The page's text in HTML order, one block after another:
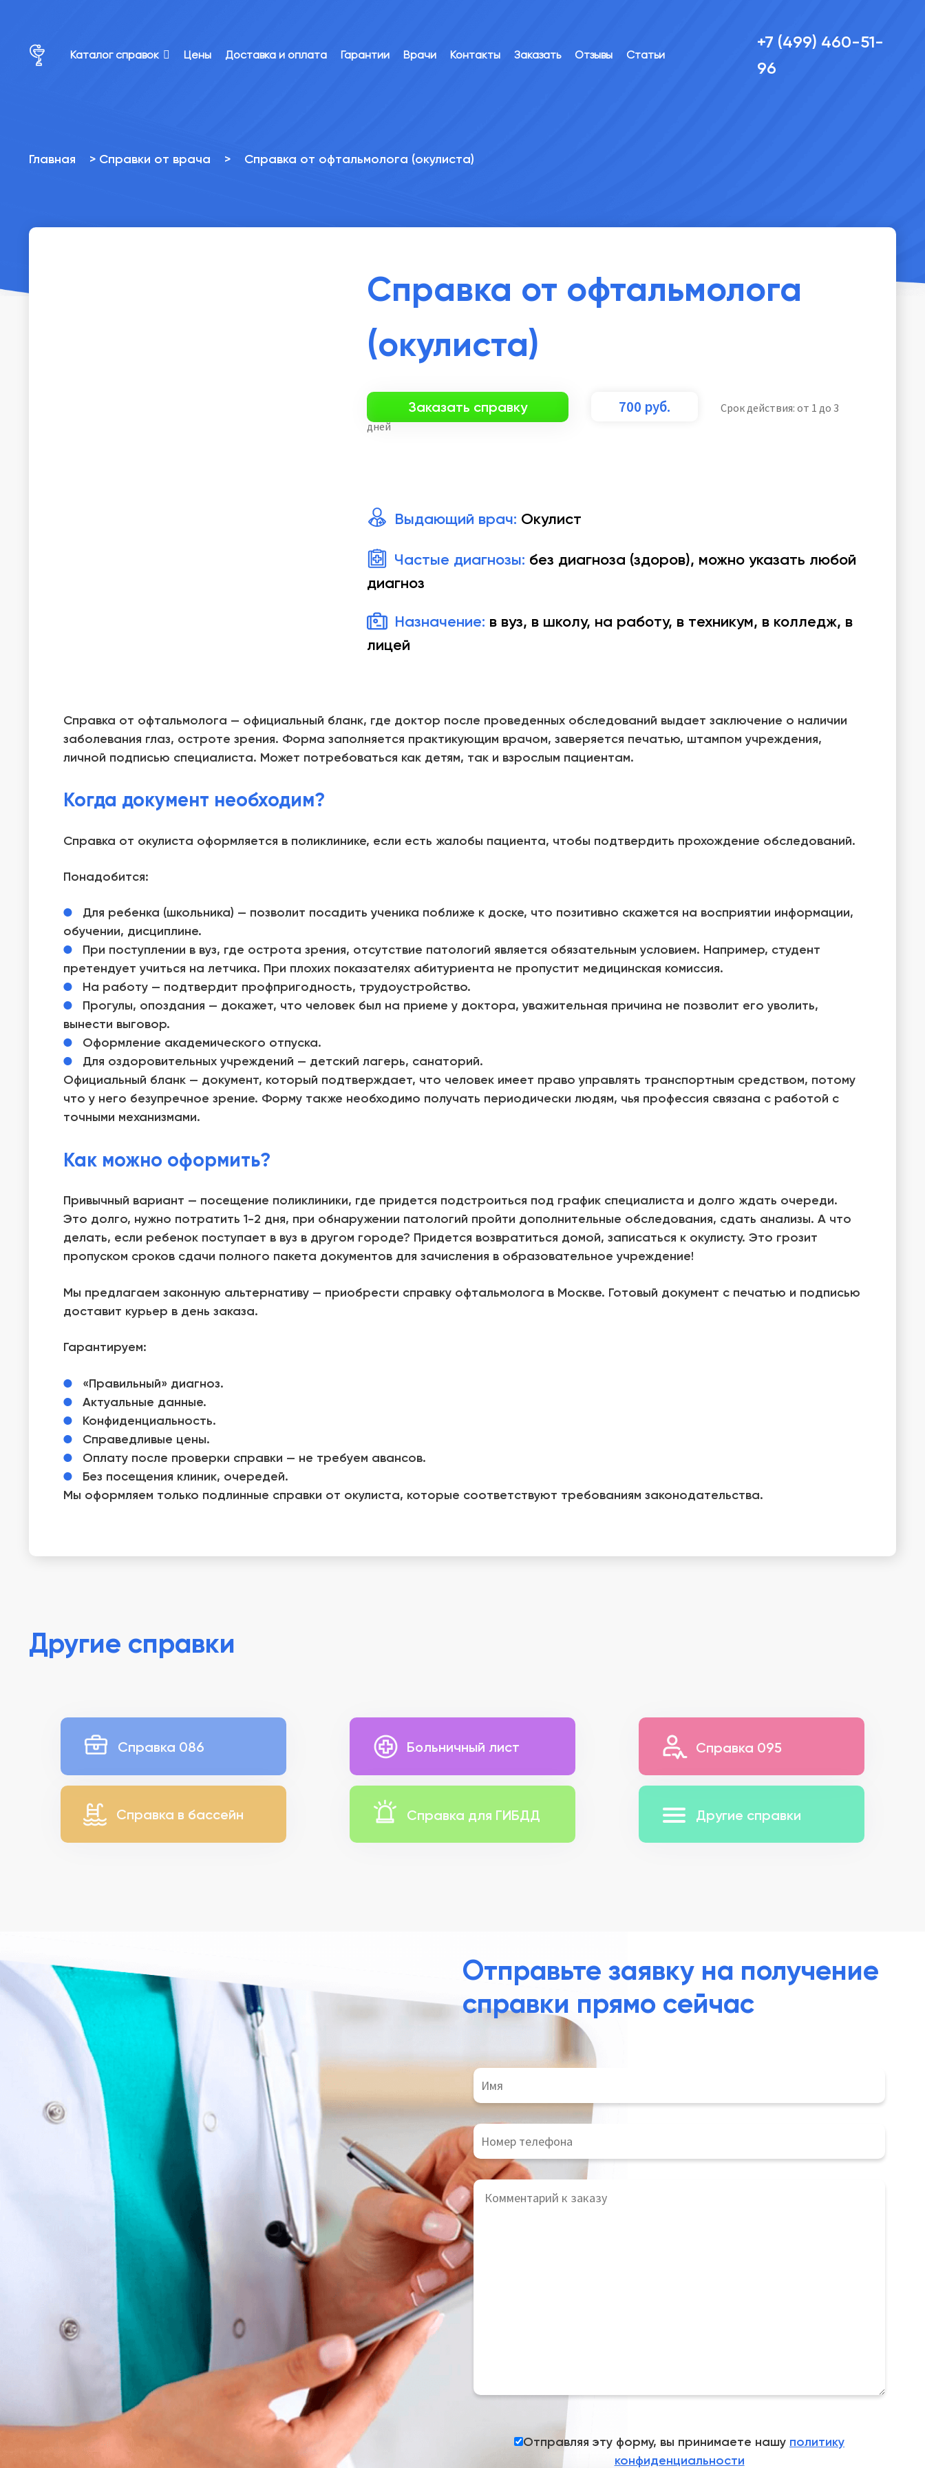
Каталог справок Цены Доставка и оплата Гарантии Врачи Контакты Заказать Отзывы Статьи
+7 (499) 460-51-
96
Главная > Справки от врача > Справка от офтальмолога (окулиста)
Справка от офтальмолога
(окулиста)
Заказать справку 700 руб.
Срок действия: от 1 до 3
дней
Выдающий врач: Окулист
Частые диагнозы: без диагноза (здоров), можно указать любой
диагноз
Назначение: в вуз, в школу, на работу, в техникум, в колледж, в
лицей
Справка от офтальмолога — официальный бланк, где доктор после проведенных обследований выдает заключение о наличии
заболевания глаз, остроте зрения. Форма заполняется практикующим врачом, заверяется печатью, штампом учреждения,
личной подписью специалиста. Может потребоваться как детям, так и взрослым пациентам.
Когда документ необходим?
Справка от окулиста оформляется в поликлинике, если есть жалобы пациента, чтобы подтвердить прохождение обследований.
Понадобится:
Для ребенка (школьника) — позволит посадить ученика поближе к доске, что позитивно скажется на восприятии информации,
обучении, дисциплине.
При поступлении в вуз, где острота зрения, отсутствие патологий является обязательным условием. Например, студент
претендует учиться на летчика. При плохих показателях абитуриента не пропустит медицинская комиссия.
На работу — подтвердит профпригодность, трудоустройство.
Прогулы, опоздания — докажет, что человек был на приеме у доктора, уважительная причина не позволит его уволить,
вынести выговор.
Оформление академического отпуска.
Для оздоровительных учреждений — детский лагерь, санаторий.
Официальный бланк — документ, который подтверждает, что человек имеет право управлять транспортным средством, потому
что у него безупречное зрение. Форму также необходимо получать периодически людям, чья профессия связана с работой с
точными механизмами.
Как можно оформить?
Привычный вариант — посещение поликлиники, где придется подстроиться под график специалиста и долго ждать очереди.
Это долго, нужно потратить 1-2 дня, при обнаружении патологий пройти дополнительные обследования, сдать анализы. А что
делать, если ребенок поступает в вуз в другом городе? Придется возвратиться домой, записаться к окулисту. Это грозит
пропуском сроков сдачи полного пакета документов для зачисления в образовательное учреждение!
Мы предлагаем законную альтернативу — приобрести справку офтальмолога в Москве. Готовый документ с печатью и подписью
доставит курьер в день заказа.
Гарантируем:
«Правильный» диагноз.
Актуальные данные.
Конфиденциальность.
Справедливые цены.
Оплату после проверки справки — не требуем авансов.
Без посещения клиник, очередей.
Мы оформляем только подлинные справки от окулиста, которые соответствуют требованиям законодательства.
Другие справки
Справка 086 Больничный лист Справка 095
Справка в бассейн Справка для ГИБДД Другие справки
Отправьте заявку на получение
справки прямо сейчас
Отправляя эту форму, вы принимаете нашу политику
конфиденциальности